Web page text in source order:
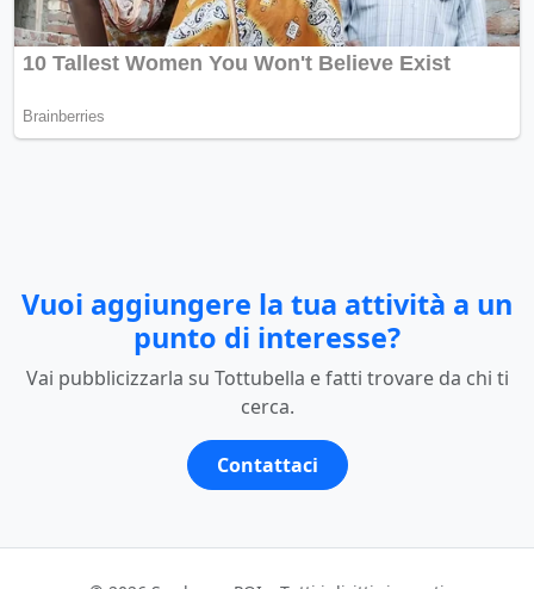
Vuoi aggiungere la tua attività a un
punto di interesse?
Vai pubblicizzarla su Tottubella e fatti trovare da chi ti
cerca.
Contattaci